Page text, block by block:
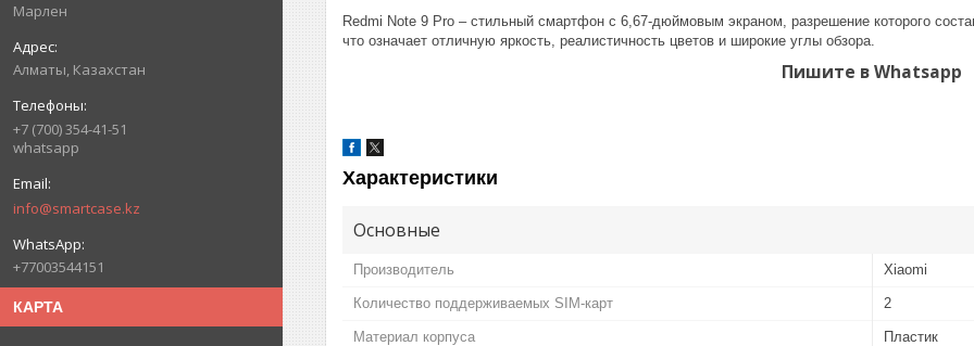
Марлен
Алматы, Казахстан
+7 (700) 354-41-51
whatsapp
info@smartcase.kz
+77003544151
КАРТА
Redmi Note 9 Pro – стильный смартфон с 6,67-дюймовым экраном, разрешение которого
что означает отличную яркость, реалистичность цветов и широкие углы обзора.
Пишите в Whatsapp
Характеристики
Основные
Производитель Xiaomi
Количество поддерживаемых SIM-карт 2
Материал корпуса Пластик